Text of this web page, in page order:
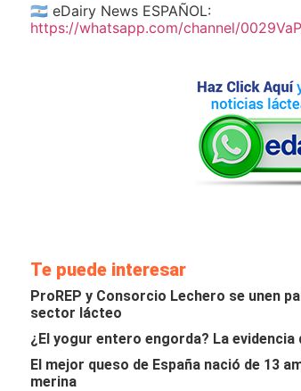
🇦🇷 eDairy News ESPAÑOL:
https://whatsapp.com/channel/
Te puede interesar
ProREP y Consorcio Lechero se unen
sector lácteo
¿El yogur entero engorda? La
El mejor queso de España nació de 13
merina